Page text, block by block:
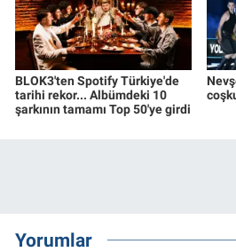
BLOK3'ten Spotify Türkiye'de
tarihi rekor... Albümdeki 10
şarkının tamamı Top 50'ye girdi
Yorumlar